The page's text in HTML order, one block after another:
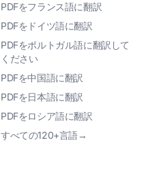
PDFをフランス語に翻訳
PDFをドイツ語に翻訳
PDFをポルトガル語に翻訳して
ください
PDFを中国語に翻訳
PDFを日本語に翻訳
PDFをロシア語に翻訳
すべての120+言語→